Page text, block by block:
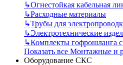
↳Огнестойкая кабельная
↳Расходные материалы
↳Трубы для
↳Электротехнические
↳Комплекты гофрошланга
Показать все Монтажные и
Оборудование СКС